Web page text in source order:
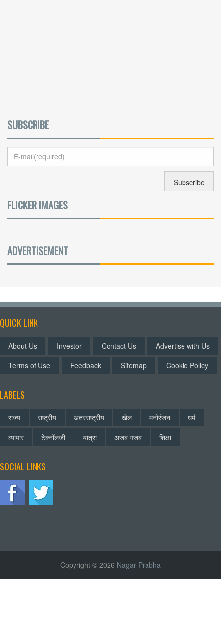
SUBSCRIBE
FLICKER IMAGES
ADVERTISEMENT
QUICK LINK
About Us Investor Contact Us
Advertise with Us
Terms of Use
Feedback Sitemap Cookie Policy
LABELS
राज्य राष्ट्रीय अंतरराष्ट्रीय खेल मनोरंजन
धर्म
व्यापार
टेक्नॉलजी यात्रा अजब गजब शिक्षा
SOCIAL LINKS
Copyright © 2026 Nagar Prabha